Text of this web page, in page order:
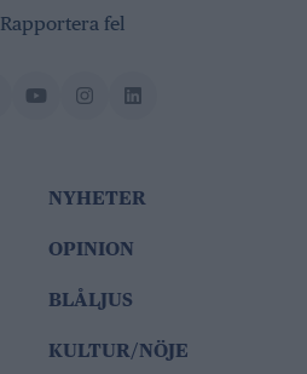
Rapportera fel
NYHETER
OPINION
BLÅLJUS
KULTUR/NÖJE